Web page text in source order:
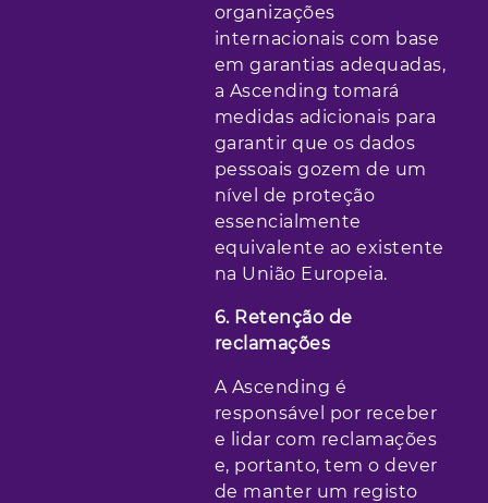
organizações
internacionais com base
em garantias adequadas,
a Ascending tomará
medidas adicionais para
garantir que os dados
pessoais gozem de um
nível de proteção
essencialmente
equivalente ao existente
na União Europeia.
6. Retenção de
reclamações
A Ascending é
responsável por receber
e lidar com reclamações
e, portanto, tem o dever
de manter um registo